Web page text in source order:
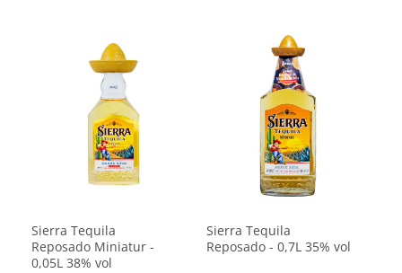
Sierra Tequila
Reposado Miniatur -
0,05L 38% vol
Sierra Tequila
Reposado - 0,7L 35% vol